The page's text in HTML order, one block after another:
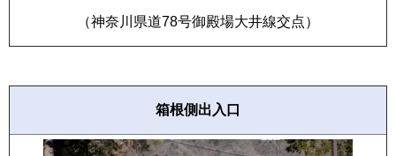
（神奈川県道78号御殿場大井線交点）
箱根側出入口